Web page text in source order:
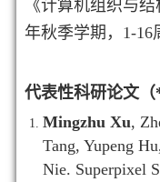
《计算机组织与
年秋季学期，1-16
代表性科研论文（
Mingzhu Xu,
Tang, Yupeng
Nie. Superpixel